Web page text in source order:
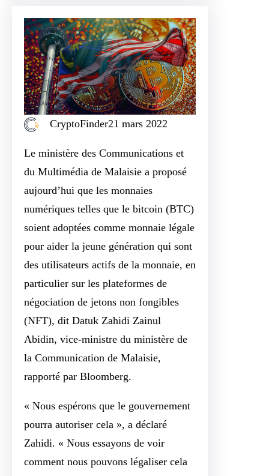
CryptoFinder21 mars 2022
Le ministère des Communications et
du Multimédia de Malaisie a proposé
aujourd’hui que les monnaies
numériques telles que le bitcoin (BTC)
soient adoptées comme monnaie légale
pour aider la jeune génération qui sont
des utilisateurs actifs de la monnaie, en
particulier sur les plateformes de
négociation de jetons non fongibles
(NFT), dit Datuk Zahidi Zainul
Abidin, vice-ministre du ministère de
la Communication de Malaisie,
rapporté par Bloomberg.
« Nous espérons que le gouvernement
pourra autoriser cela », a déclaré
Zahidi. « Nous essayons de voir
comment nous pouvons légaliser cela